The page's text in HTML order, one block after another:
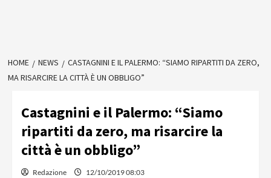
HOME NEWS
CASTAGNINI E IL PALERMO: “SIAMO RIPARTITI DA ZERO,
MA RISARCIRE LA CITTÀ È UN OBBLIGO”
Castagnini e il Palermo: “Siamo
ripartiti da zero, ma risarcire la
città è un obbligo”
Redazione 12/10/2019 08:03